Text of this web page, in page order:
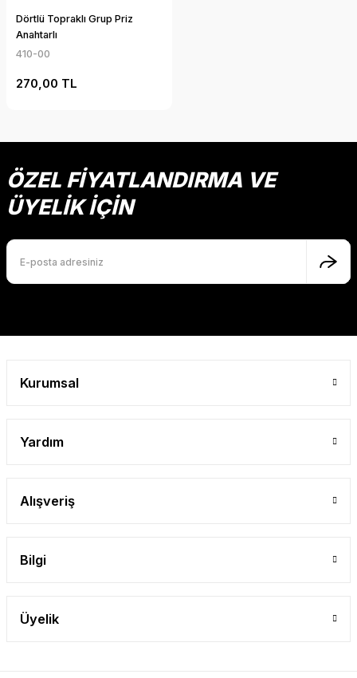
Dörtlü Topraklı Grup Priz
Anahtarlı
410-00
270,00 TL
ÖZEL FİYATLANDIRMA VE
ÜYELİK İÇİN
Kurumsal
Yardım
Alışveriş
Bilgi
Üyelik